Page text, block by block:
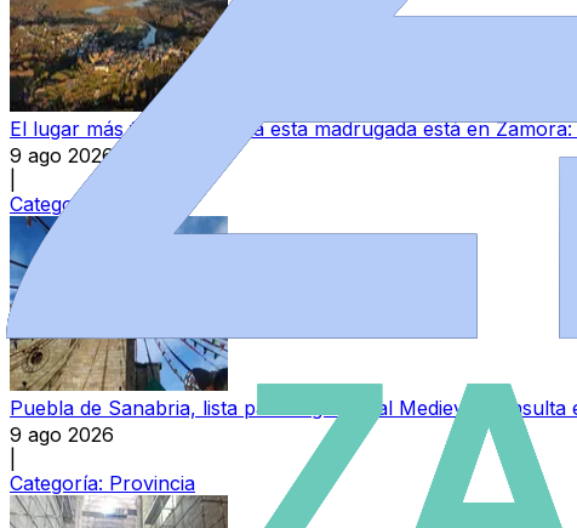
El lugar más frío de España esta madrugada está en
9 ago 2026
Categoría:
Puebla de Sanabria, lista para regresar al Medievo:
9 ago 2026
Categoría: Provincia